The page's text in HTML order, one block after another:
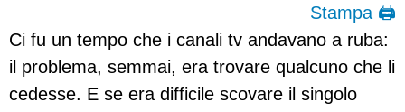
Stampa 🖨
Ci fu un tempo che i canali tv andavano a ruba:
il problema, semmai, era trovare qualcuno che li
cedesse. E se era difficile scovare il singolo